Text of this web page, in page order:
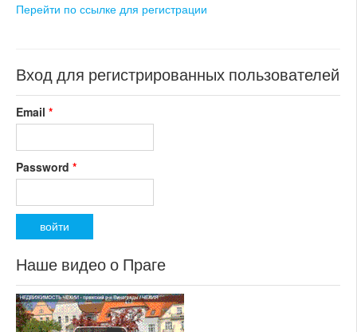
Перейти по ссылке для регистрации
Вход для регистрированных пользователей
Email *
Password *
Наше видео о Праге